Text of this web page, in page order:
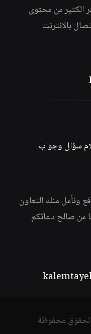
الكثير من محتوى
بالانترنت
سؤال وجواب
ونأمل منك التعاون
من صالح دعائكم
محفوظة